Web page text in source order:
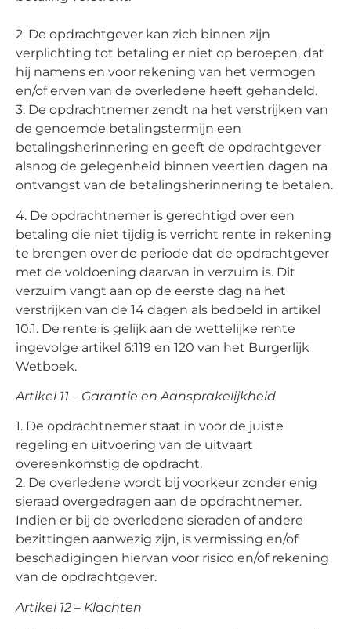
2. De opdrachtgever kan zich binnen zijn
verplichting tot betaling er niet op beroepen, dat
hij namens en voor rekening van het vermogen
en/of erven van de overledene heeft gehandeld.
3. De opdrachtnemer zendt na het verstrijken van
de genoemde betalingstermijn een
betalingsherinnering en geeft de opdrachtgever
alsnog de gelegenheid binnen veertien dagen na
ontvangst van de betalingsherinnering te betalen.
4. De opdrachtnemer is gerechtigd over een
betaling die niet tijdig is verricht rente in rekening
te brengen over de periode dat de opdrachtgever
met de voldoening daarvan in verzuim is. Dit
verzuim vangt aan op de eerste dag na het
verstrijken van de 14 dagen als bedoeld in artikel
10.1. De rente is gelijk aan de wettelijke rente
ingevolge artikel 6:119 en 120 van het Burgerlijk
Wetboek.
Artikel 11 – Garantie en Aansprakelijkheid
1. De opdrachtnemer staat in voor de juiste
regeling en uitvoering van de uitvaart
overeenkomstig de opdracht.
2. De overledene wordt bij voorkeur zonder enig
sieraad overgedragen aan de opdrachtnemer.
Indien er bij de overledene sieraden of andere
bezittingen aanwezig zijn, is vermissing en/of
beschadigingen hiervan voor risico en/of rekening
van de opdrachtgever.
Artikel 12 – Klachten